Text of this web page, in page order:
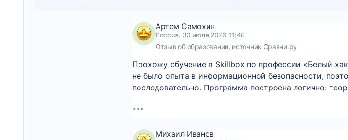
Артем Самохин
Россия, 30 июля 2026 11:48
Отзыв об образовании, источник Сравни.ру
Прохожу обучение в Skillbox по профессии «Белый
не было опыта в информационной безопасности,
последовательно. Программа построена логично:
Михаил Иванов